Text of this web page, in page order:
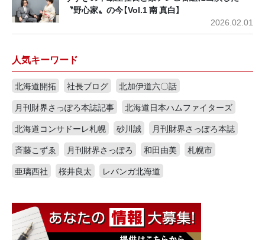
〝野心家〟の今【Vol.1 南 真白】
2026.02.01
人気キーワード
北海道開拓 社長ブログ
北加伊道六〇話
月刊財界さっぽろ本誌記事
北海道日本ハムファイターズ
北海道コンサドーレ札幌
砂川誠
月刊財界さっぽろ本誌
斉藤こずゑ
月刊財界さっぽろ 和田由美
札幌市
亜璃西社
桜井良太 レバンガ北海道